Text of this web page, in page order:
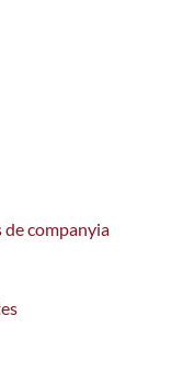
de les valoracions
de companyia